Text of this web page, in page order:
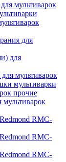
мультиварок
для
для
мультиварок
мультиварки
прочие
мультиварок
RMC-
RMC-
RMC-